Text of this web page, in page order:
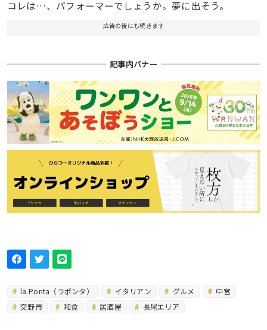
コレは…、パフォーマーでしょうか。夢に出そう。
広告の後にも続きます
記事内バナー
la Ponta（ラポンタ） イタリアン グルメ
中宮
交野市
和食 居酒屋 長尾エリア